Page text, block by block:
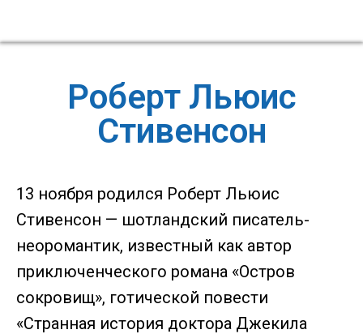
Роберт Льюис
Стивенсон
13 ноября родился Роберт Льюис
Стивенсон — шотландский писатель-
неоромантик, известный как автор
приключенческого романа «Остров
сокровищ», готической повести
«Странная история доктора Джекила